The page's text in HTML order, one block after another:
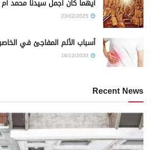
أيهما كان أجمل سيدنا محمد
أسباب الألم المفاجئ في
Recent News